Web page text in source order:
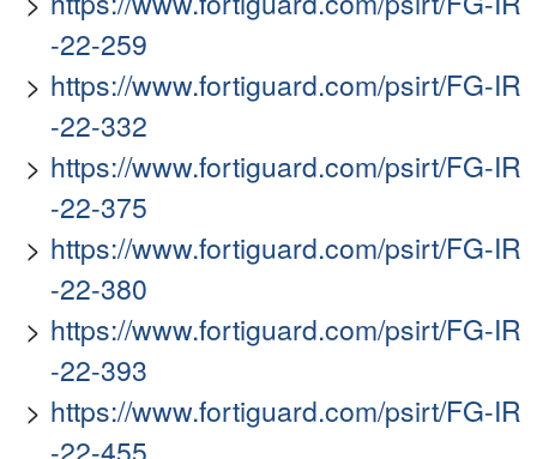
-22-259
https://www.fortiguard.com/psirt/FG-IR
-22-332
https://www.fortiguard.com/psirt/FG-IR
-22-375
https://www.fortiguard.com/psirt/FG-IR
-22-380
https://www.fortiguard.com/psirt/FG-IR
-22-393
https://www.fortiguard.com/psirt/FG-IR